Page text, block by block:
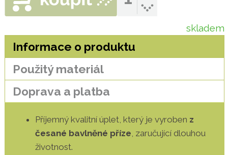
skladem
Informace o produktu
Použitý materiál
Doprava a platba
Příjemný kvalitní úplet, který je vyroben z
česané bavlněné příze, zaručující dlouhou
životnost.